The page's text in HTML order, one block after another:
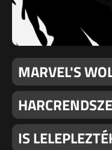
MARVEL'S
IS